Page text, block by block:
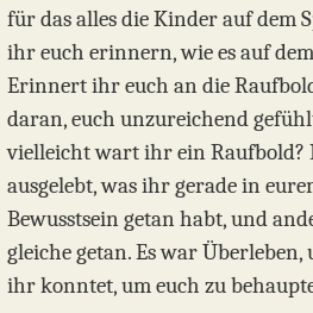
für das alles die Kinder auf dem
ihr euch erinnern, wie es auf
Erinnert ihr euch an die
daran, euch unzureichend
vielleicht wart ihr ein
ausgelebt, was ihr gerade in
Bewusstsein getan habt, und
gleiche getan. Es war
ihr konntet, um euch zu